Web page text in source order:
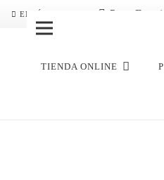
ENVÍO GRATIS Pago
TIENDA ONLINE